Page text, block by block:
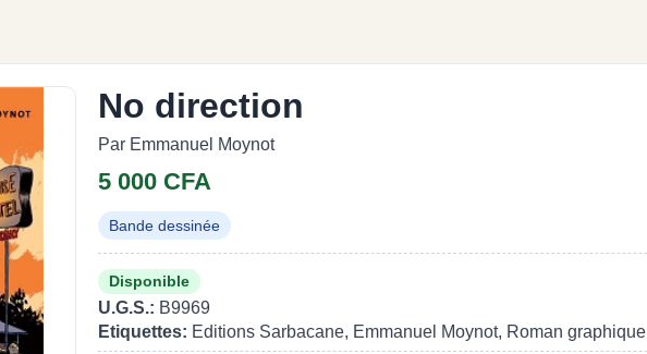
No direction
Par Emmanuel Moynot
5 000 CFA
Bande dessinée
Disponible
U.G.S.: B9969
Etiquettes: Editions Sarbacane, Emmanuel Moynot, Roman graphique